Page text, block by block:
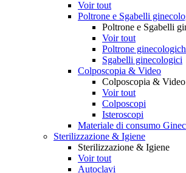
Voir tout
Poltrone e Sgabelli
Poltrone e Sgabelli
Voir tout
Poltrone
Sgabelli ginecologici
Colposcopia & Video
Colposcopia & Video
Voir tout
Colposcopi
Isteroscopi
Materiale di consumo
Sterilizzazione & Igiene
Sterilizzazione & Igiene
Voir tout
Autoclavi